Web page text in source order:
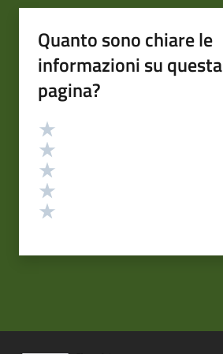
Quanto sono chiare le
informazioni su questa
pagina?
Valutazione